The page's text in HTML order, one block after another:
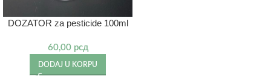
DOZATOR za pesticide 100ml
60,00 рсд
DODAJ U KORPU